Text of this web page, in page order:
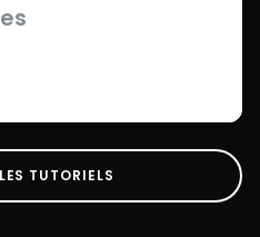
TUTORIELS